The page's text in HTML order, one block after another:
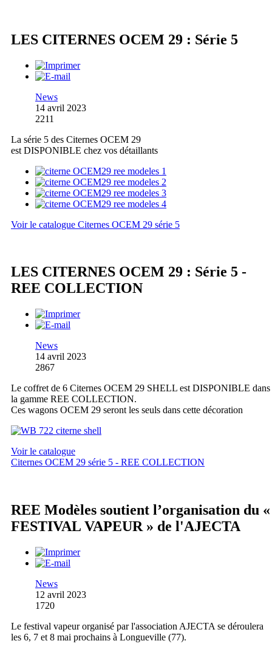
LES CITERNES OCEM 29 : Série 5
News
14 avril 2023
2211
La série 5 des Citernes OCEM 29
est DISPONIBLE chez vos détaillants
Voir le catalogue Citernes OCEM 29 série 5
LES CITERNES OCEM 29 : Série 5 -
REE COLLECTION
News
14 avril 2023
2867
Le coffret de 6 Citernes OCEM 29 SHELL est DISPONIBLE dans
la gamme REE COLLECTION.
Ces wagons OCEM 29 seront les seuls dans cette décoration
Voir le catalogue
Citernes OCEM 29 série 5 - REE COLLECTION
REE Modèles soutient l’organisation du «
FESTIVAL VAPEUR » de l'AJECTA
News
12 avril 2023
1720
Le festival vapeur organisé par l'association AJECTA se déroulera
les 6, 7 et 8 mai prochains à Longueville (77).